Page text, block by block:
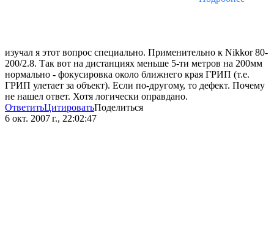
изучал я этот вопрос специально. Применительно к Nikkor 80-
200/2.8. Так вот на дистанциях меньше 5-ти метров на 200мм
нормально - фокусировка около ближнего края ГРИП (т.е.
ГРИП улетает за объект). Если по-другому, то дефект. Почему
не нашел ответ. Хотя логически оправдано.
ОтветитьЦитироватьПоделиться
6 окт. 2007 г., 22:02:47